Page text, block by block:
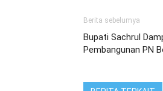
Berita sebelumya
Bupati Sachrul
Pembangunan PN